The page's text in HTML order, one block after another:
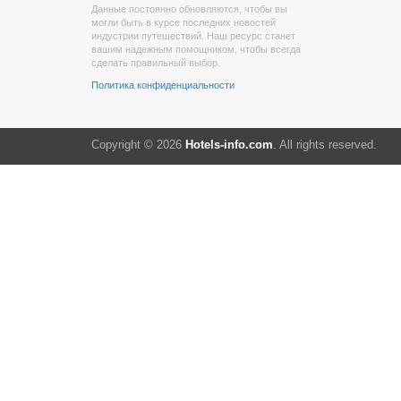
Данные постоянно обновляются, чтобы вы
могли быть в курсе последних новостей
индустрии путешествий. Наш ресурс станет
вашим надежным помощником, чтобы всегда
сделать правильный выбор.
Политика конфиденциальности
Copyright © 2026 Hotels-info.com. All rights reserved.